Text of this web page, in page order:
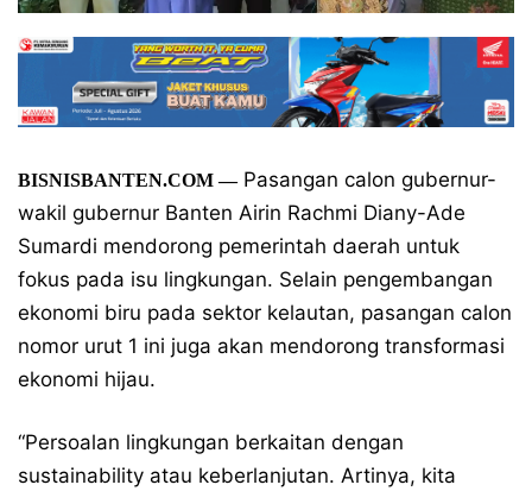
BISNISBANTEN.COM—Pasangan calon gubernur-
wakil gubernur Banten Airin Rachmi Diany-Ade
Sumardi mendorong pemerintah daerah untuk
fokus pada isu lingkungan. Selain pengembangan
ekonomi biru pada sektor kelautan, pasangan calon
nomor urut 1 ini juga akan mendorong transformasi
ekonomi hijau.
“Persoalan lingkungan berkaitan dengan
sustainability atau keberlanjutan. Artinya, kita